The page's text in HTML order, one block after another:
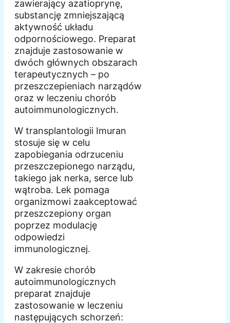
zawierający azatioprynę,
substancję zmniejszającą
aktywność układu
odpornościowego. Preparat
znajduje zastosowanie w
dwóch głównych obszarach
terapeutycznych – po
przeszczepieniach narządów
oraz w leczeniu chorób
autoimmunologicznych.
W transplantologii Imuran
stosuje się w celu
zapobiegania odrzuceniu
przeszczepionego narządu,
takiego jak nerka, serce lub
wątroba. Lek pomaga
organizmowi zaakceptować
przeszczepiony organ
poprzez modulację
odpowiedzi
immunologicznej.
W zakresie chorób
autoimmunologicznych
preparat znajduje
zastosowanie w leczeniu
następujących schorzeń: